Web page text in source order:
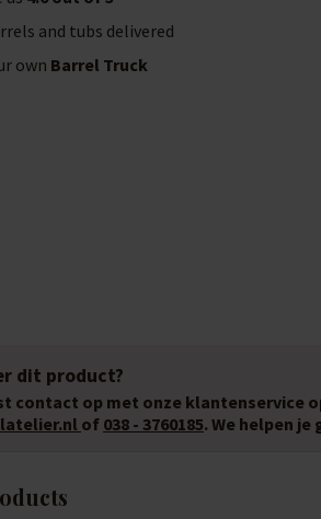
and tubs delivered
own Barrel Truck
dit product?
contact op met onze klantenservice
of 038 - 3760185. We helpen je